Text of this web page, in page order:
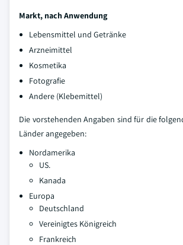
Markt, nach Anwendung
Lebensmittel und Getränke
Arzneimittel
Kosmetika
Fotografie
Andere (Klebemittel)
Die vorstehenden Angaben sind für die
Länder angegeben:
Nordamerika
US.
Kanada
Europa
Deutschland
Vereinigtes Königreich
Frankreich